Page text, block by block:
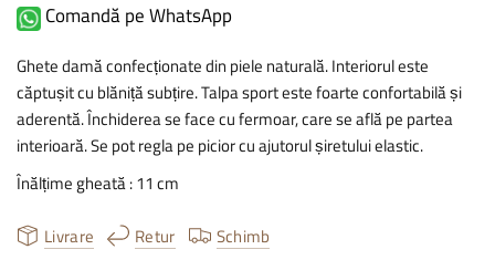
Comandă pe WhatsApp
Ghete damă confecționate din piele naturală. Interiorul este
căptușit cu blăniță subțire. Talpa sport este foarte confortabilă și
aderentă. Închiderea se face cu fermoar, care se află pe partea
interioară. Se pot regla pe picior cu ajutorul șiretului elastic.
Înălțime gheată : 11 cm
Livrare Retur Schimb